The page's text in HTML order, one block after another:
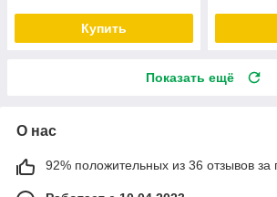
Купить
Показать ещё
О нас
92% положительных из 36 отзывов за